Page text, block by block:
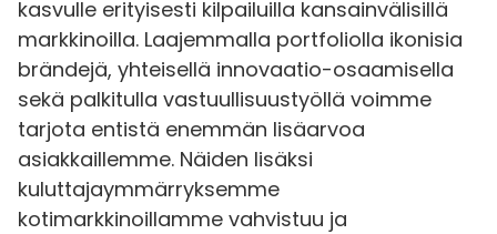
kasvulle erityisesti kilpailuilla kansainvälisillä
markkinoilla. Laajemmalla portfoliolla ikonisia
brändejä, yhteisellä innovaatio-osaamisella
sekä palkitulla vastuullisuustyöllä voimme
tarjota entistä enemmän lisäarvoa
asiakkaillemme. Näiden lisäksi
kuluttajaymmärryksemme
kotimarkkinoillamme vahvistuu ja